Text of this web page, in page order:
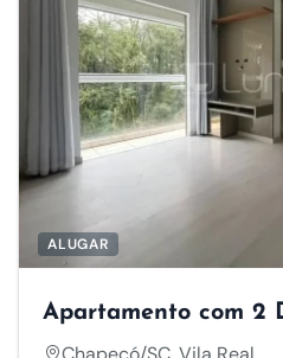
ALUGAR
Apartamento com 2